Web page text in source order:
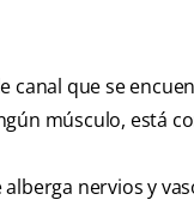
que se
músculo, está
nervios y